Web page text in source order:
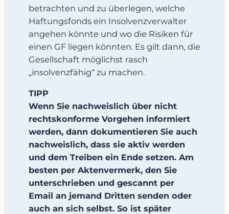
betrachten und zu überlegen, welche
Haftungsfonds ein Insolvenzverwalter
angehen könnte und wo die Risiken für
einen GF liegen könnten. Es gilt dann, die
Gesellschaft möglichst rasch
„insolvenzfähig“ zu machen.
TIPP
Wenn Sie nachweislich über nicht
rechtskonforme Vorgehen informiert
werden, dann dokumentieren Sie auch
nachweislich, dass sie aktiv werden
und dem Treiben ein Ende setzen. Am
besten per Aktenvermerk, den Sie
unterschrieben und gescannt per
Email an jemand Dritten senden oder
auch an sich selbst. So ist später